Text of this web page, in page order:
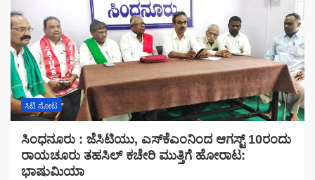
ಸಿಟಿ ನೋಟ
ಸಿಂಧನೂರು : ಜೆಸಿಟಿಯು, ಎಸ್‌ಕೆಎಂನಿಂದ ಆಗಸ್ಟ್ 10ರಂದು
ರಾಯಚೂರು ತಹಸಿಲ್ ಕಚೇರಿ ಮುತ್ತಿಗೆ ಹೋರಾಟ:
ಭಾಷುಮಿಯಾ